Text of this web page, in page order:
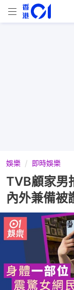
娛樂 即時娛樂
TVB顧家男
內外兼備被